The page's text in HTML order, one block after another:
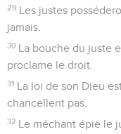
29 Les justes
jamais.
30 La bouche du juste
proclame le droit.
31 La loi de son Dieu
chancellent pas.
32 Le méchant épie le